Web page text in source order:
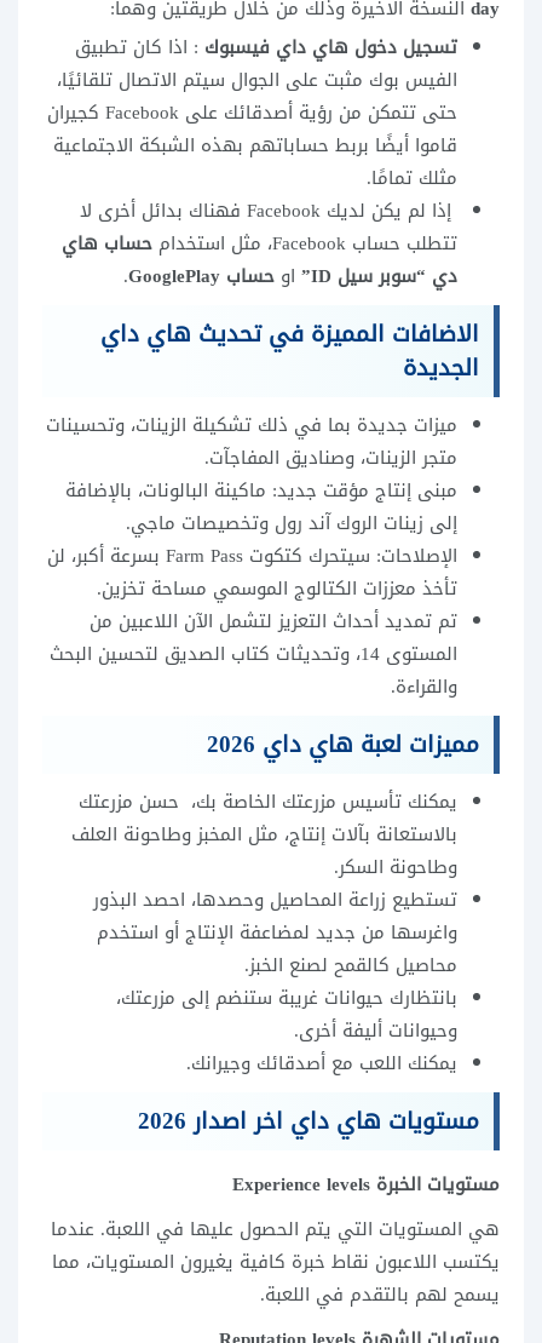
day النسخة الاخيرة وذلك من خلال طريقتين وهما:
تسجيل دخول هاي داي فيسبوك : اذا كان تطبيق
الفيس بوك مثبت على الجوال سيتم الاتصال تلقائيًا،
حتى تتمكن من رؤية أصدقائك على Facebook كجيران
قاموا أيضًا بربط حساباتهم بهذه الشبكة الاجتماعية
مثلك تمامًا.
إذا لم يكن لديك Facebook فهناك بدائل أخرى لا
تتطلب حساب Facebook، مثل استخدام
حساب هاي
دي “سوبر سيل ID”
او حساب GooglePlay .
الاضافات المميزة في تحديث هاي داي
الجديدة
ميزات جديدة بما في ذلك تشكيلة الزينات، وتحسينات
متجر الزينات، وصناديق المفاجآت.
مبنى إنتاج مؤقت جديد: ماكينة البالونات، بالإضافة
إلى زينات الروك آند رول وتخصيصات ماجي.
الإصلاحات: سيتحرك كتكوت Farm Pass بسرعة أكبر، لن
تأخذ معززات الكتالوج الموسمي مساحة تخزين.
تم تمديد أحداث التعزيز لتشمل الآن اللاعبين من
المستوى 14، وتحديثات كتاب الصديق لتحسين البحث
والقراءة.
مميزات لعبة هاي داي 2026
يمكنك تأسيس مزرعتك الخاصة بك، حسن مزرعتك
بالاستعانة بآلات إنتاج، مثل المخبز وطاحونة العلف
وطاحونة السكر.
تستطيع زراعة المحاصيل وحصدها، احصد البذور
واغرسها من جديد لمضاعفة الإنتاج أو استخدم
محاصيل كالقمح لصنع الخبز.
بانتظارك حيوانات غريبة ستنضم إلى مزرعتك،
وحيوانات أليفة أخرى.
يمكنك اللعب مع أصدقائك وجيرانك.
مستويات هاي داي اخر اصدار 2026
مستويات الخبرة Experience levels
هي المستويات التي يتم الحصول عليها في اللعبة. عندما
يكتسب اللاعبون نقاط خبرة كافية يغيرون المستويات، مما
يسمح لهم بالتقدم في اللعبة.